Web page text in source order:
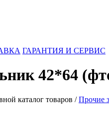
ГАРАНТИЯ И СЕРВИС
42*64
каталог товаров /Прочие